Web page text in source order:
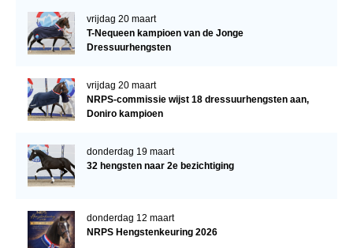
vrijdag 20 maart
T-Nequeen kampioen van de Jonge
Dressuurhengsten
vrijdag 20 maart
NRPS-commissie wijst 18 dressuurhengsten aan,
Doniro kampioen
donderdag 19 maart
32 hengsten naar 2e bezichtiging
donderdag 12 maart
NRPS Hengstenkeuring 2026